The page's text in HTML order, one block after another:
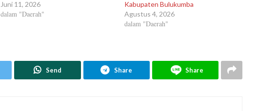
Juni 11, 2026
dalam "Daerah"
Kabupaten Bulukumba
Agustus 4, 2026
dalam "Daerah"
Send Share Share